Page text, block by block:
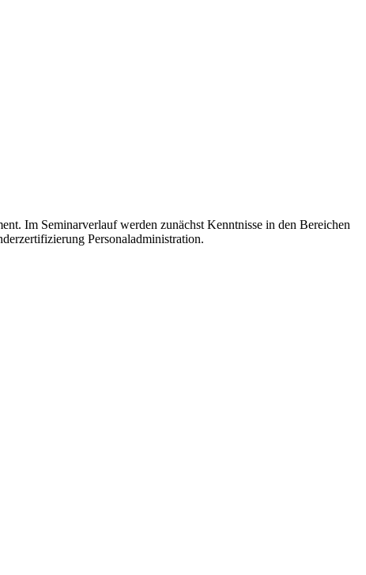
Im Seminarverlauf werden zunächst Kenntnisse in den Bereichen
Personaladministration.